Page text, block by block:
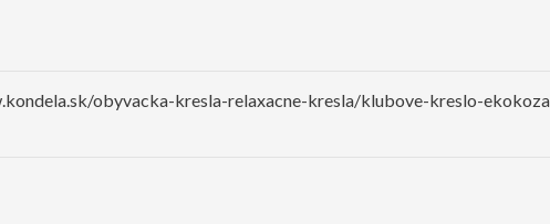
obyvacka-kresla-relaxacne-kresla/klubove-kreslo-